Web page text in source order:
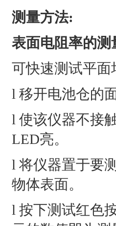
测量方法:
表面电阻率的测
可快速测试平面
l 移开电池仓的
l 使该仪器不接
LED亮。
l 将仪器置于要
物体表面。
l 按下测试红色